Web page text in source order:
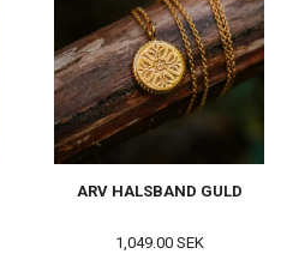
ARV HALSBAND GULD
1,049.00 SEK